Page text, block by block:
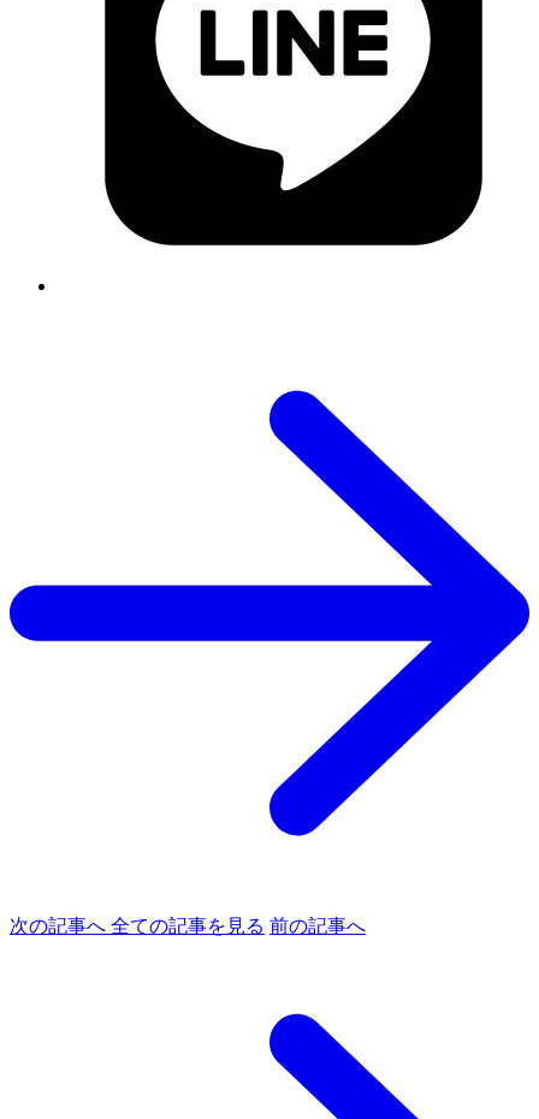
次の記事へ 全ての記事を見る 前の記事へ